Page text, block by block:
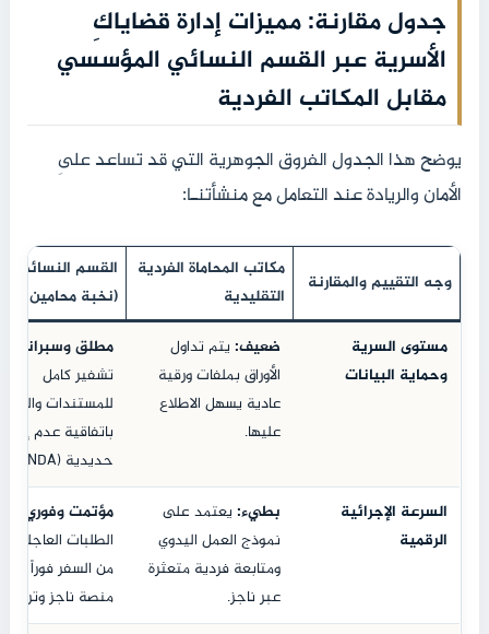
جدول مقارنة: مميزات إدارة قضاياكِ
الأسرية عبر القسم النسائي المؤسسي
مقابل المكاتب الفردية
يوضح هذا الجدول الفروق الجوهرية التي قد تساعد علىِ
الأمان والريادة عند التعامل مع منشأتنـا:
وجه التقييم والمقارنة
مكاتب المحاماة الفردية
التقليدية
القسم النسائي بـ
(نخبة محامين
مستوى السرية
وحماية البيانات
ضعيف: يتم تداول
الأوراق بملفات ورقية
عادية يسهل الاطلاع
عليها.
مطلق وسبراني:
تشفير كامل
للمستندات
باتفاقية عدم
حديدية (NDA).
السرعة الإجرائية
الرقمية
بطيء: يعتمد على
نموذج العمل اليدوي
ومتابعة فردية متعثرة
عبر ناجز.
مؤتمت وفوري:
الطلبات العاجلة
من السفر فوراً عبر
منصة ناجز